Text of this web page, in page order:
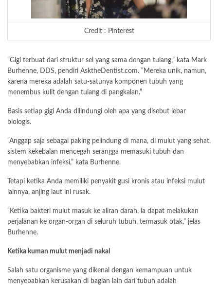
Credit : Pinterest
“Gigi terbuat dari struktur sel yang sama dengan tulang,” kata Mark
Burhenne, DDS, pendiri AsktheDentist.com. “Mereka unik, namun,
karena mereka adalah satu-satunya komponen tubuh yang
menembus kulit dengan tulang di pangkalan.”
Basis setiap gigi Anda dilindungi oleh apa yang disebut lebar
biologis.
“Anggap saja sebagai paking pelindung di mana, di mulut yang sehat,
sistem kekebalan mencegah serangga memasuki tubuh dan
menyebabkan infeksi,” kata Burhenne.
Tetapi ketika Anda memiliki penyakit gusi kronis atau infeksi mulut
lainnya, anjing laut ini rusak.
“Ketika bakteri mulut masuk ke aliran darah, ia dapat melakukan
perjalanan ke organ-organ di seluruh tubuh, termasuk otak,” jelas
Burhenne.
Ketika kuman mulut menjadi nakal
Salah satu organisme yang dikenal dengan kemampuan untuk
menyebabkan kerusakan di bagian lain dari tubuh adalah